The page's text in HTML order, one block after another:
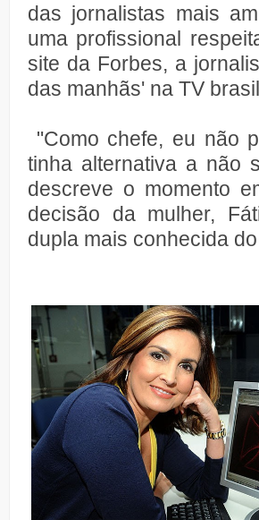
das jornalistas mais
uma profissional
site da Forbes, a
das manhãs' na TV
"Como chefe, eu não
tinha alternativa a não
descreve o momento
decisão da mulher,
dupla mais conhecida